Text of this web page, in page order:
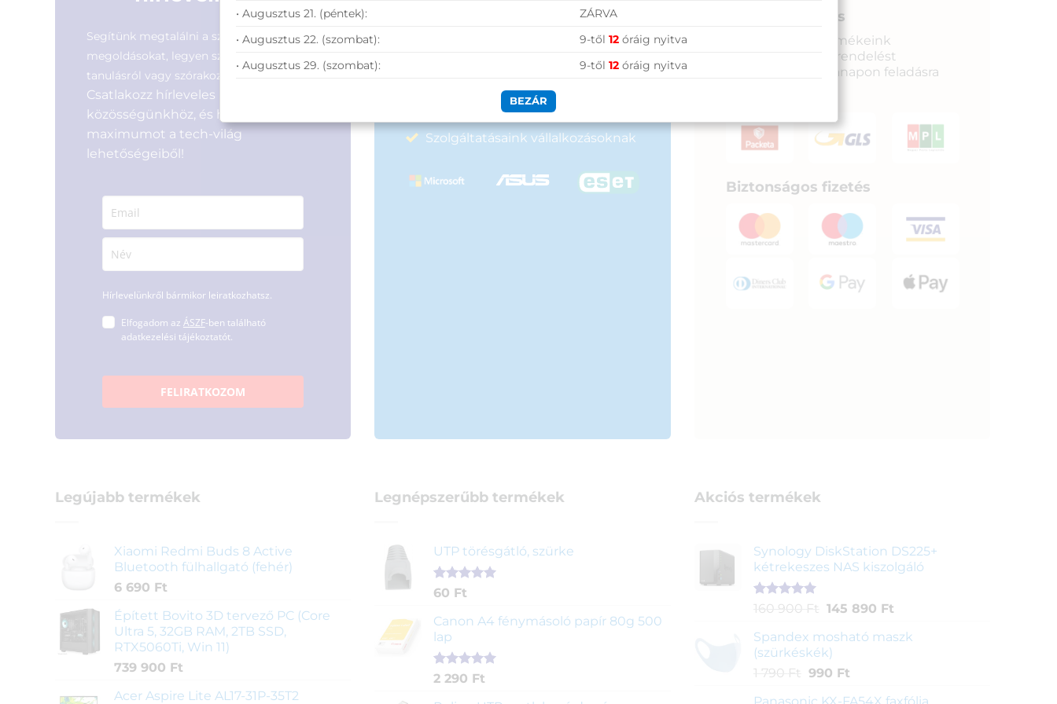
Segítünk megtalálni a számodra legjobb
megoldásokat, legyen szó munkáról,
tanulásról vagy szórakozásról!
Csatlakozz hírleveles
közösségünkhöz, és hozd ki a
maximumot a tech-világ
lehetőségeiből!
Hírlevelünkről bármikor leiratkozhatsz.
Elfogadom az ÁSZF-ben található
adatkezelési tájékoztatót.
FELIRATKOZOM
50 000 Ft felett ingyenes szállítás
Szolgáltatásaink vállalkozásoknak
Gyors kiszállítás
Raktáron lévő termékeink
legkésőbb a megrendelést
követkető munkanapon feladásra
Biztonságos fizetés
Legújabb termékek
Xiaomi Redmi Buds 8 Active
Bluetooth fülhallgató (fehér)
6 690 Ft
Épített Bovito 3D tervező PC (Core
Ultra 5, 32GB RAM, 2TB SSD,
RTX5060Ti, Win 11)
739 900 Ft
Acer Aspire Lite AL17-31P-35T2
Legnépszerűbb termékek
UTP törésgátló, szürke
Értékelés
ből,
1
értékelés
alapján
60 Ft
Canon A4 fénymásoló papír 80g 500
lap
Értékelés
2
2 290 Ft
Akciós termékek
Synology DiskStation DS225+
kétrekeszes NAS kiszolgáló
Értékelés
ből,
1
értékelés
alapján
160 900 Ft Original
was:
160
900 Ft.
145 890 FtCurrent
is:
Spandex mosható maszk
(szürkéskék)
1 790 Ft Original
990 FtCurrent
• Augusztus 21. (péntek):
ZÁRVA
• Augusztus 22. (szombat):
9-től 12óráig nyitva
• Augusztus 29. (szombat):
9-től 12óráig nyitva
BEZÁR